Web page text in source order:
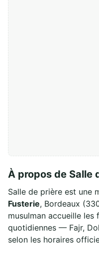
À propos de Salle
Salle de prière est une
Fusterie, Bordeaux
musulman accueille
quotidiennes — Fajr,
selon les horaires